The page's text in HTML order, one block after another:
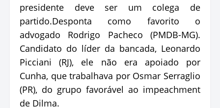
presidente deve ser um colega de
partido.Desponta como favorito o
advogado Rodrigo Pacheco (PMDB-MG).
Candidato do líder da bancada, Leonardo
Picciani (RJ), ele não era apoiado por
Cunha, que trabalhava por Osmar Serraglio
(PR), do grupo favorável ao impeachment
de Dilma.